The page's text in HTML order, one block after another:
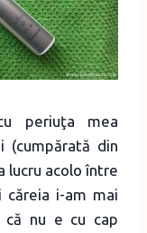
periuţa mea
(cumpărată din
lucru acolo între
i-am mai
că nu e cu cap